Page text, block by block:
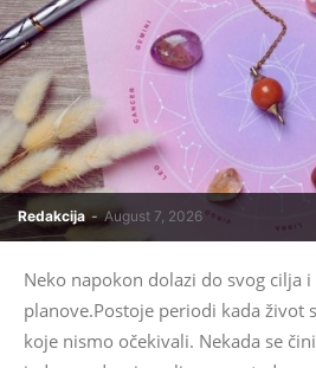
Redakcija - August 7, 2026
Neko napokon dolazi do svog cilja
planove.Postoje periodi kada život
koje nismo očekivali. Nekada se